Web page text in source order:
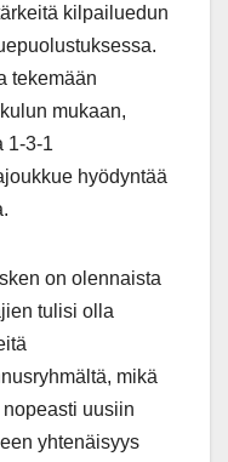
kilpailuedun
tekemään
mukaan,
1-3-1
hyödyntää
on olennaista
tulisi olla
mikä
uusiin
yhtenäisyys